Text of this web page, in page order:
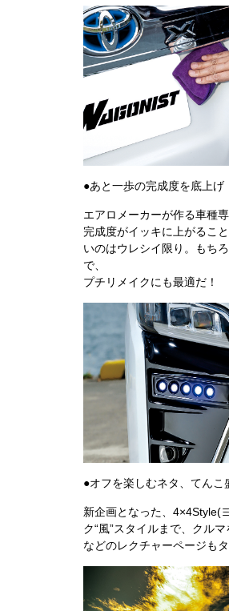
●あと一歩の完成度を底上
エアロメーカーが作る車種
完成度がイッキに上がるこ
いのはウレシイ限り。もち
で、
プチリメイクにも最適だ！
●オフを楽しむネタ、てん
新企画となった、4×4Style(
ク“風”スタイルまで、クル
などのレクチャーページも